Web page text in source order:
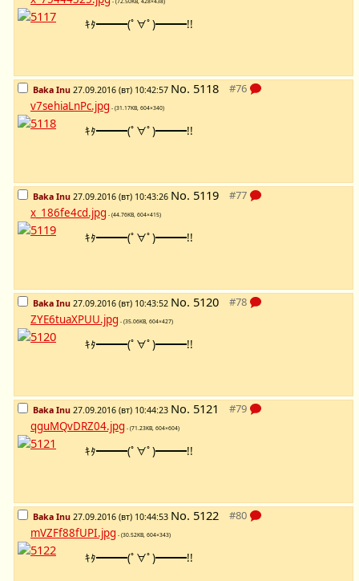
ｷﾀ━━━(ﾟ∀ﾟ)━━━!!
Baka Inu 27.09.2016 (вт) 10:42:57 No. 5118
v7sehiaLnPc.jpg - (31.17KB, 604×340)
ｷﾀ━━━(ﾟ∀ﾟ)━━━!!
Baka Inu 27.09.2016 (вт) 10:43:26 No. 5119
x_186fe4cd.jpg - (44.76KB, 604×415)
ｷﾀ━━━(ﾟ∀ﾟ)━━━!!
Baka Inu 27.09.2016 (вт) 10:43:52 No. 5120
ZYE6tuaXPUU.jpg - (35.06KB, 604×427)
ｷﾀ━━━(ﾟ∀ﾟ)━━━!!
Baka Inu 27.09.2016 (вт) 10:44:23 No. 5121
qguMQvDRZ04.jpg - (71.23KB, 604×604)
ｷﾀ━━━(ﾟ∀ﾟ)━━━!!
Baka Inu 27.09.2016 (вт) 10:44:53 No. 5122
mVZFf88fUPI.jpg - (30.52KB, 604×343)
ｷﾀ━━━(ﾟ∀ﾟ)━━━!!